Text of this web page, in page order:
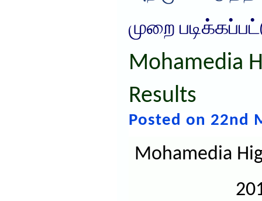
முறை
Mohamedia
Results
Posted on 22nd
Mohamedia